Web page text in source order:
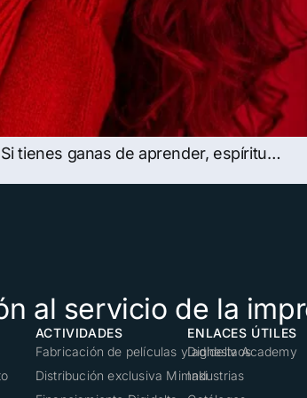
tienes ganas de aprender, espíritu…
al servicio de la
ACTIVIDADES
Fabricación de películas y adhesivos
Distribución exclusiva Mimaki
ENLACES ÚTILES
Digidelta Academy
Industrias